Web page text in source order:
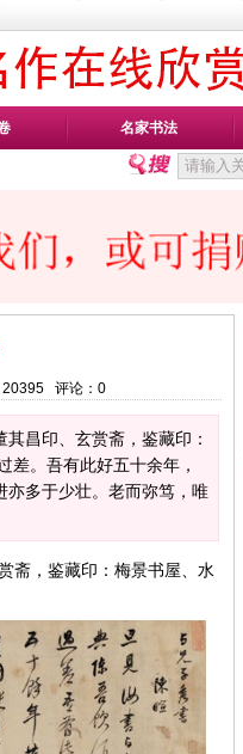
名家书法
20395 评论： 0
昌印、玄赏斋，鉴藏印：
差。吾有此好五十余年，
亦多于少壮。老而弥笃，唯
斋，鉴藏印：梅景书屋、水